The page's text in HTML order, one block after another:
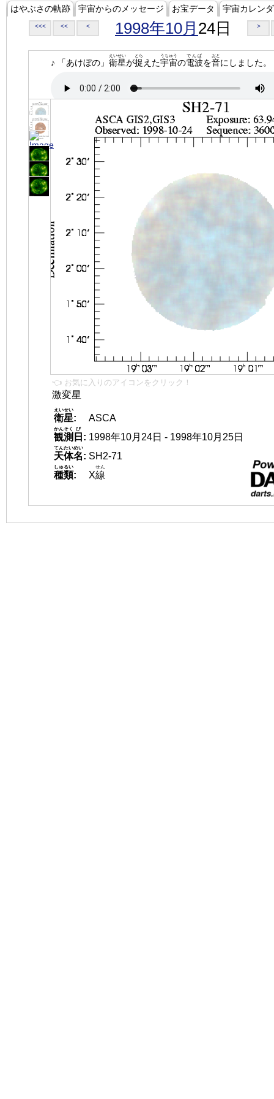
はやぶさの軌跡 宇宙からのメッセージ お宝データ 宇宙カレン
<<< << < 1998年10月 24日 >
♪ 「あけぼの」 衛星
えいせい
が捉
とら
えた宇宙
うちゅう
の電波
でんぱ
を音
おと
にしました。
👈 お気に入りのアイコンをクリック！
激変星
衛星
えいせい
:
ASCA
観測
かんそく
日
び
: 1998年10月24日 - 1998年10月25日
天体名
てんたいめい
: SH2-71
種類
しゅるい
: X線
せん